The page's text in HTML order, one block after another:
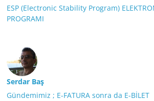
ESP (Electronic Stability Program)
PROGRAMI
Serdar Baş
Gündemimiz ; E-FATURA sonra da E-BİLET